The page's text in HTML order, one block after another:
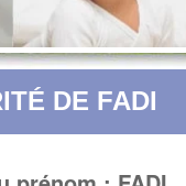
DE FADI